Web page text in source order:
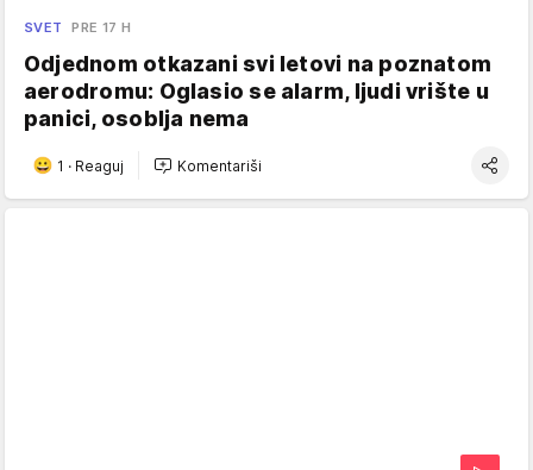
SVET PRE 17 H
Odjednom otkazani svi letovi na poznatom
aerodromu: Oglasio se alarm, ljudi vrište u
panici, osoblja nema
1 · Reaguj Komentariši